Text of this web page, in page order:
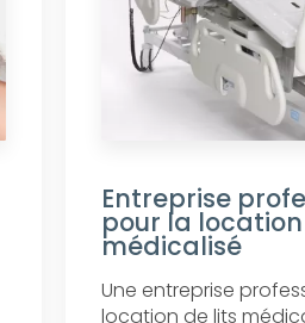
Entreprise
pour la
médicalisé
Une entreprise
location de lits